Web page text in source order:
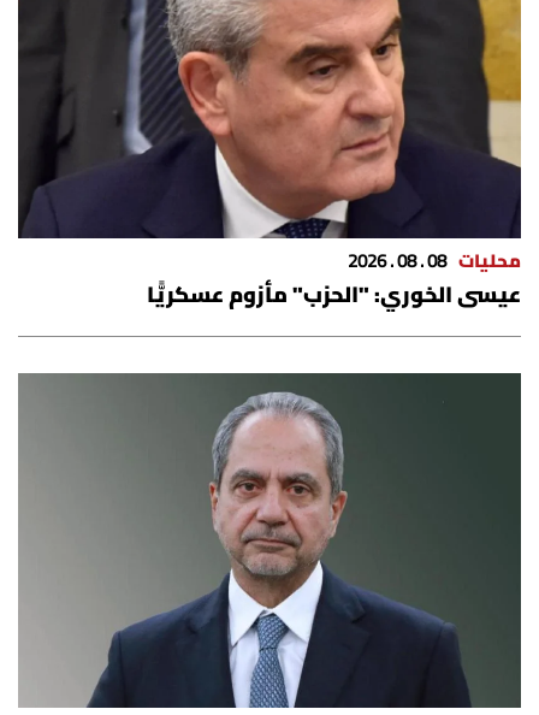
محليات 08 . 08 . 2026
عيسى الخوري: "الحزب" مأزوم عسكريًّا